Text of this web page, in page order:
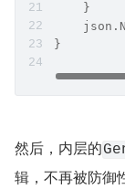
    }
}
然后，内层的
辑，不再被防御